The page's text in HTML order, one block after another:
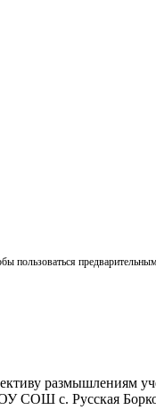
пользоваться
размышлениям
СОШ с. Русская